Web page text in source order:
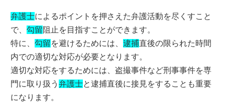
弁護士によるポイントを押さえた弁護活動を尽くすこと
で、勾留 阻止を目指すことができます。
特に、勾留 を避けるためには、逮捕直後の限られた時間
内での適切な対応が必要となります。
適切な対応をするためには、盗撮事件など刑事事件を専
門に取り扱う弁護士と逮捕直後に接見をすることも重要
になります。